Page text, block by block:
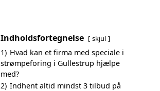
Indholdsfortegnelse skjul
1) Hvad kan et firma med speciale i
strømpeforing i Gullestrup hjælpe
med?
2) Indhent altid mindst 3 tilbud på